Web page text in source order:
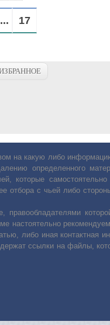
17
на какую либо
определенного
которые
отбора с чьей либо
настоятельно
либо иная контактная
ссылки на файлы,